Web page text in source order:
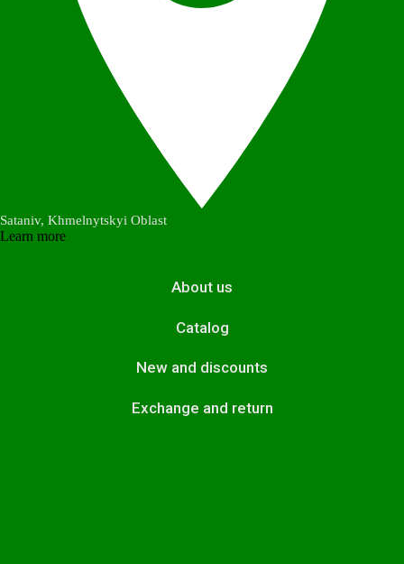
Sataniv, Khmelnytskyi Oblast
Learn more
About us
Catalog
New and discounts
Exchange and return